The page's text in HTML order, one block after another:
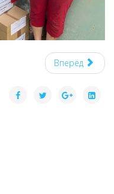
Вперёд